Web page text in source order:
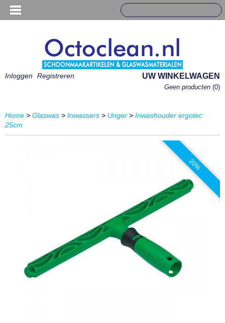
Inloggen Registreren UW WINKELWAGEN
Geen producten (0)
Home > Glaswas > Inwassers > Unger > Inwashouder ergotec
25cm
20%